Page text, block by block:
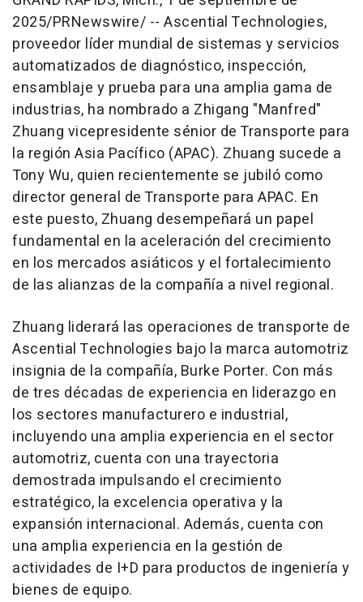
2025/PRNewswire/ -- Ascential Technologies,
proveedor líder mundial de sistemas y servicios
automatizados de diagnóstico, inspección,
ensamblaje y prueba para una amplia gama de
industrias, ha nombrado a Zhigang "Manfred"
Zhuang vicepresidente sénior de Transporte para
la región Asia Pacífico (APAC). Zhuang sucede a
Tony Wu, quien recientemente se jubiló como
director general de Transporte para APAC. En
este puesto, Zhuang desempeñará un papel
fundamental en la aceleración del crecimiento
en los mercados asiáticos y el fortalecimiento
de las alianzas de la compañía a nivel regional.
Zhuang liderará las operaciones de transporte de
Ascential Technologies bajo la marca automotriz
insignia de la compañía, Burke Porter. Con más
de tres décadas de experiencia en liderazgo en
los sectores manufacturero e industrial,
incluyendo una amplia experiencia en el sector
automotriz, cuenta con una trayectoria
demostrada impulsando el crecimiento
estratégico, la excelencia operativa y la
expansión internacional. Además, cuenta con
una amplia experiencia en la gestión de
actividades de I+D para productos de ingeniería y
bienes de equipo.